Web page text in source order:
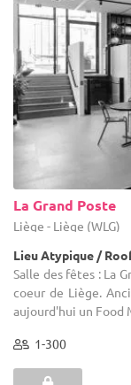
La Grand Poste
Liège - Liège (WLG)
Lieu Atypique /
Salle des fêtes : La
coeur de Liège.
aujourd'hui un Food
1-300